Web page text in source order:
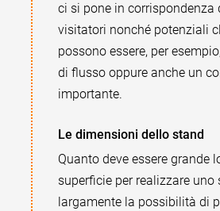
ci si pone in corrispondenza
visitatori nonché potenziali
possono essere, per
di flusso oppure anche un
importante.
Le dimensioni dello stand
Quanto deve essere grande
superficie per realizzare uno
largamente la possibilità di